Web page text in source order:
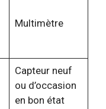
Multimètre
Capteur neuf
ou d’occasion
en bon état